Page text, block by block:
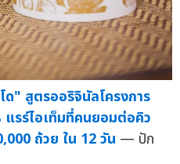
ด" สูตรออริจินัลโครงการ
รร์ไอเท็มที่คนยอมต่อคิว
ถ้วย ใน 12 วัน — ปัก